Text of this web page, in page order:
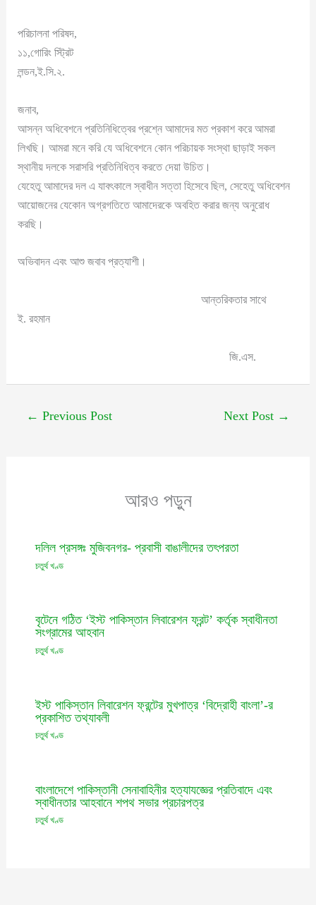
পরিচালনা পরিষদ,
১১,গোরিং স্ট্রিট
লন্ডন,ই.সি.২.
জনাব,
আসন্ন অধিবেশনে প্রতিনিধিত্বের প্রশ্নে আমাদের মত প্রকাশ করে আমরা
লিখছি। আমরা মনে করি যে অধিবেশনে কোন পরিচায়ক সংস্থা ছাড়াই সকল
স্থানীয় দলকে সরাসরি প্রতিনিধিত্ব করতে দেয়া উচিত।
যেহেতু আমাদের দল এ যাবৎকালে স্বাধীন সত্তা হিসেবে ছিল, সেহেতু অধিবেশন
আয়োজনের যেকোন অগ্রগতিতে আমাদেরকে অবহিত করার জন্য অনুরোধ
করছি।
অভিবাদন এবং আশু জবাব প্রত্যাশী।
আন্তরিকতার সাথে
ই. রহমান
জি.এস.
← Previous Post Next Post →
আরও পড়ুন
দলিল প্রসঙ্গঃ মুজিবনগর- প্রবাসী বাঙালীদের তৎপরতা
চতুর্থ খণ্ড
বৃটেনে গঠিত ‘ইস্ট পাকিস্তান লিবারেশন ফ্রন্ট’ কর্তৃক স্বাধীনতা
সংগ্রামের আহবান
চতুর্থ খণ্ড
ইস্ট পাকিস্তান লিবারেশন ফ্রন্টের মুখপাত্র ‘বিদ্রোহী বাংলা’-র
প্রকাশিত তথ্যাবলী
চতুর্থ খণ্ড
বাংলাদেশে পাকিস্তানী সেনাবাহিনীর হত্যাযজ্ঞের প্রতিবাদে এবং
স্বাধীনতার আহবানে শপথ সভার প্রচারপত্র
চতুর্থ খণ্ড